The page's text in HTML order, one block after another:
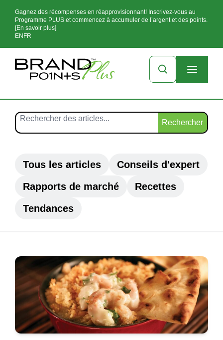
Gagnez des récompenses en réapprovisionnant! Inscrivez-vous au
Programme PLUS et commencez à accumuler de l’argent et des points.
[En savoir plus]
EN FR
Rechercher
Tous les articles
Conseils d'expert
Rapports de marché
Recettes
Tendances